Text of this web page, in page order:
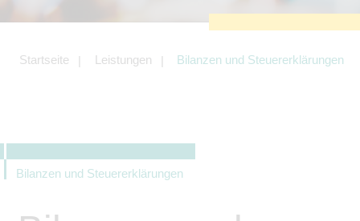
Startseite Leistungen Bilanzen und Steuererklärungen
Bilanzen und Steuererklärungen
Angebotes einschließlich der
Angeboten von z.B. Facebook und
LinkedIn.
können.